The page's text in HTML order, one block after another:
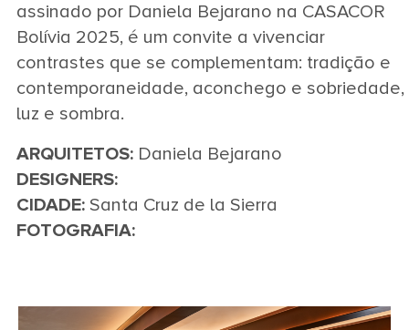
assinado por Daniela Bejarano na CASACOR
Bolívia 2025, é um convite a vivenciar
contrastes que se complementam: tradição e
contemporaneidade, aconchego e sobriedade,
luz e sombra.
ARQUITETOS:Daniela Bejarano
DESIGNERS:
CIDADE:Santa Cruz de la Sierra
FOTOGRAFIA: